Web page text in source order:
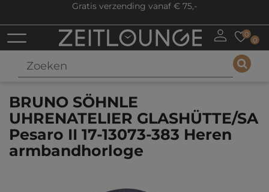
Gratis verzending vanaf € 75,-
0
0
BRUNO SÖHNLE
UHRENATELIER GLASHÜTTE/SA
Pesaro II 17-13073-383 Heren
armbandhorloge